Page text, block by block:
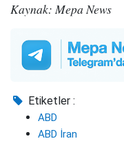
Kaynak: Mepa News
Etiketler :
ABD
ABD İran